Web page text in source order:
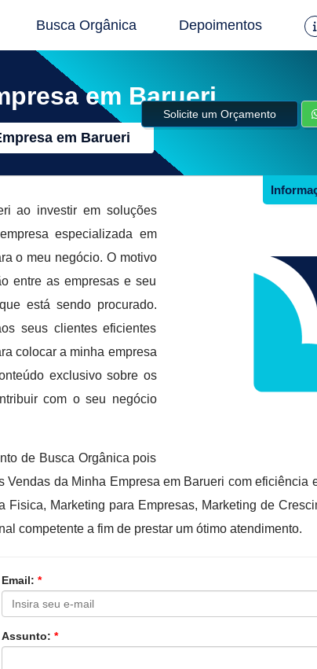
Busca Orgânica Depoimentos
em Barueri
em Barueri
Solicite um Orçamento
ao investir em soluções
especializada em
o meu negócio. O motivo
entre as empresas e seu
está sendo procurado.
seus clientes eficientes
colocar a minha empresa
exclusivo sobre os
com o seu negócio
de Busca Orgânica pois
da Minha Empresa em Barueri com eficiência
Marketing para Empresas, Marketing de
competente a fim de prestar um ótimo atendimento.
Email: *
Assunto: *